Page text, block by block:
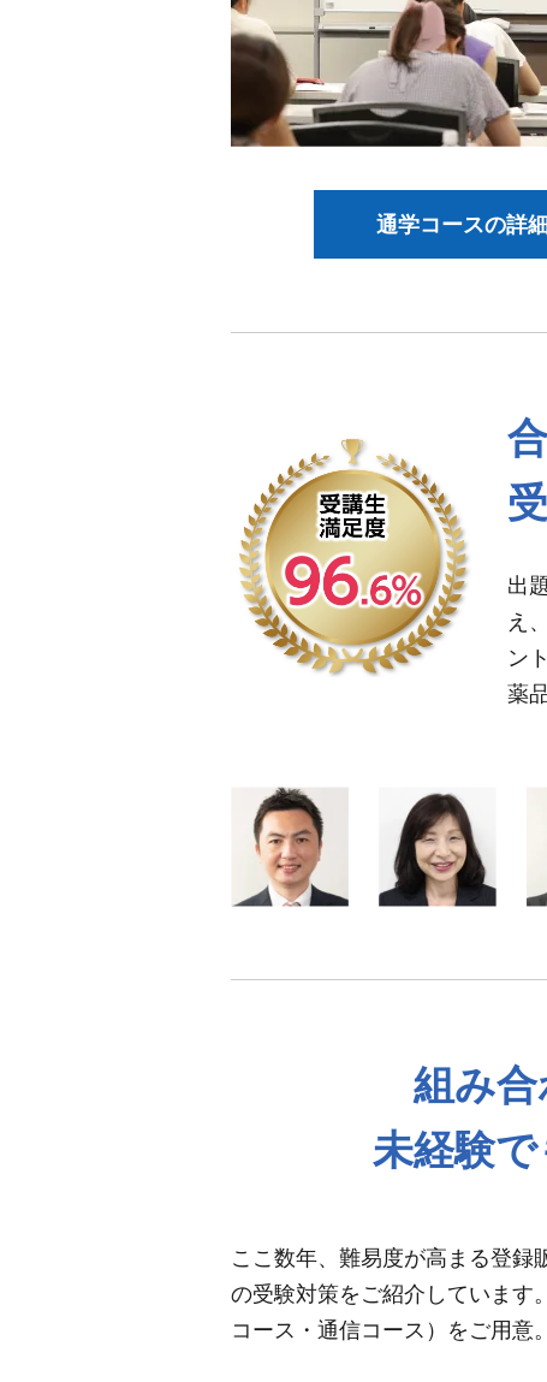
通学コースの詳
出
え
ン
薬
組み
未経験で
ここ数年、難易度が高まる登録
の受験対策をご紹介しています
コース・通信コース）をご用意